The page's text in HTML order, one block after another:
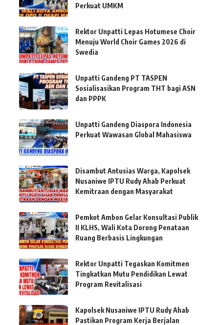
Perkuat UMKM
Rektor Unpatti Lepas Hotumese Choir
Menuju World Choir Games 2026 di
Swedia
Unpatti Gandeng PT TASPEN
Sosialisasikan Program THT bagi ASN
dan PPPK
Unpatti Gandeng Diaspora Indonesia
Perkuat Wawasan Global Mahasiswa
Disambut Antusias Warga, Kapolsek
Nusaniwe IPTU Rudy Ahab Perkuat
Kemitraan dengan Masyarakat
Pemkot Ambon Gelar Konsultasi Publik
II KLHS, Wali Kota Dorong Penataan
Ruang Berbasis Lingkungan
Rektor Unpatti Tegaskan Komitmen
Tingkatkan Mutu Pendidikan Lewat
Program Revitalisasi
Kapolsek Nusaniwe IPTU Rudy Ahab
Pastikan Program Kerja Berjalan